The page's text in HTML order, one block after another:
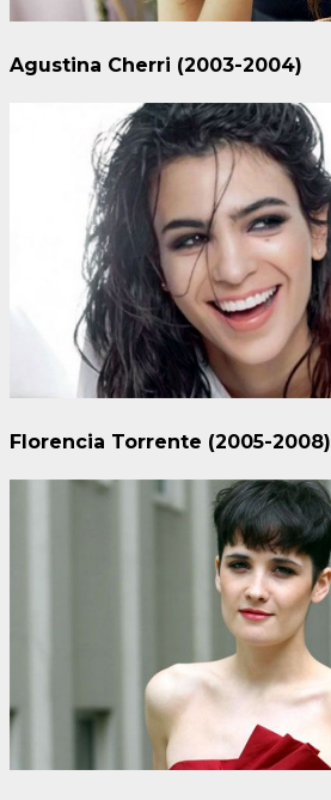
Agustina Cherri (2003-2004)
Florencia Torrente (2005-2008)